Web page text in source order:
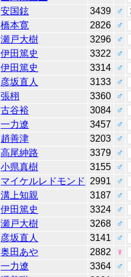
安国鉉 3439
♂
橋本寛 2826
♂
瀬戸大樹 3296
♂
伊田篤史 3322
♂
伊田篤史 3314
♂
彦坂直人 3133
♂
張栩 3360
♂
古谷裕 3084
♂
一力遼 3457
♂
趙善津 3203
♂
高尾紳路 3379
♂
小県真樹 3155
♂
マイケルレドモンド 2991
♂
溝上知親 3187
♂
伊田篤史 3324
♂
瀬戸大樹 3268
♂
彦坂直人 3141
♂
奥田あや 2882
♀
一力遼 3364
♂